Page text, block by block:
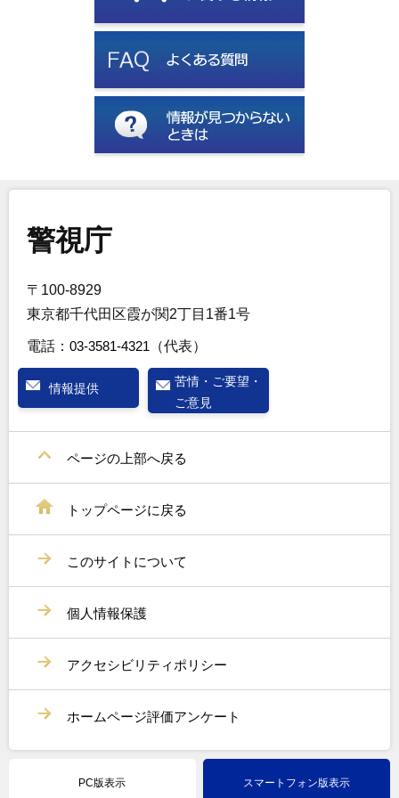
警視庁
〒100-8929
東京都千代田区霞が関2丁目1番1号
電話： 03-3581-4321 （代表）
情報提供
苦情・ご要望・
ご意見
ページの上部へ戻る
トップページに戻る
このサイトについて
個人情報保護
アクセシビリティポリシー
ホームページ評価アンケート
PC版表示 スマートフォン版表示